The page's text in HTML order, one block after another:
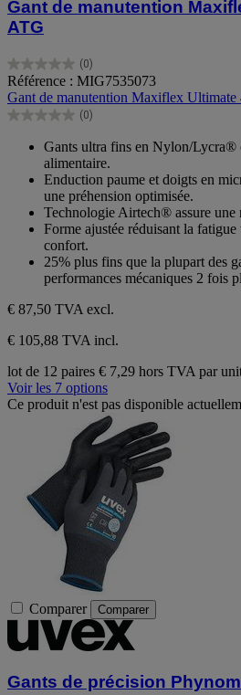
Gant de manutention
ATG
(0)
0.0
sur
5
étoiles.
Référence : MIG7535073
Gant de manutention Maxiflex Ultimate
(0)
0.0
étoiles.
Gants ultra fins en Nylon/Lycra®
alimentaire.
Enduction paume et doigts en
une préhension optimisée.
Technologie Airtech® assure une
Forme ajustée réduisant la
confort.
25% plus fins que la plupart des
performances mécaniques 2 fois
€ 87,50 TVA excl.
€ 105,88 TVA incl.
lot de 12 paires € 7,29 hors TVA par
Voir les 7 options
Ce produit n'est pas disponible
Comparer Comparer
Gants de précision